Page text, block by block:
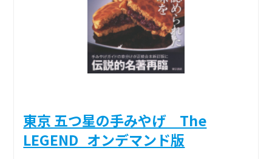
東京 五つ星の手みやげ The
LEGEND_オンデマンド版